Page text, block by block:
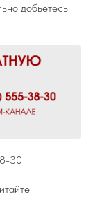
добьетесь
30